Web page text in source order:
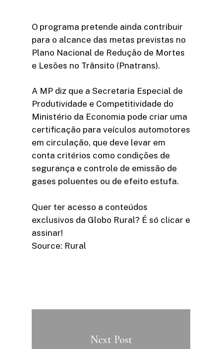
O programa pretende ainda contribuir
para o alcance das metas previstas no
Plano Nacional de Redução de Mortes
e Lesões no Trânsito (Pnatrans).
A MP diz que a Secretaria Especial de
Produtividade e Competitividade do
Ministério da Economia pode criar uma
certificação para veículos automotores
em circulação, que deve levar em
conta critérios como condições de
segurança e controle de emissão de
gases poluentes ou de efeito estufa.
Quer ter acesso a conteúdos
exclusivos da Globo Rural? É só clicar e
assinar!​
Source: Rural
Next Post